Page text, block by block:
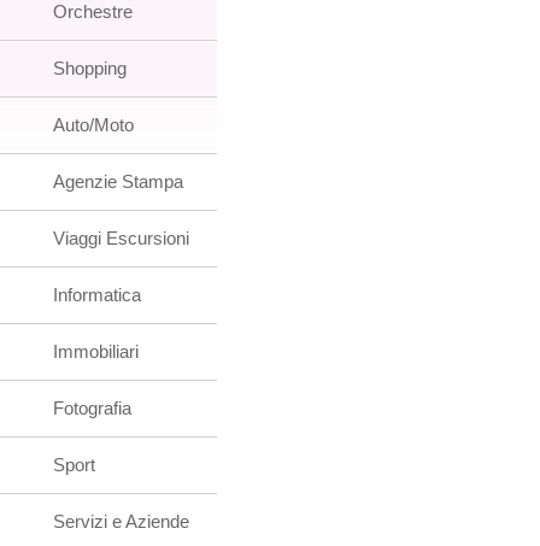
Orchestre
Shopping
Auto/Moto
Agenzie Stampa
Viaggi Escursioni
Informatica
Immobiliari
Fotografia
Sport
Servizi e Aziende